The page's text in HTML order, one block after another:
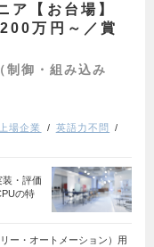
ア【お台場】
万円～／賞
制御・組み込み
上場企業
英語力不問
・評価
の特
ー・オートメーション）用